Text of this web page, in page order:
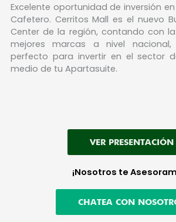
Excelente oportunidad de inversión
Cafetero. Cerritos Mall es el nuevo
Center de la región, contando con
mejores marcas a nivel
perfecto para invertir en el sector
medio de tu Apartasuite.
VER PRESENTACIÓN
¡Nosotros te
CHATEA CON